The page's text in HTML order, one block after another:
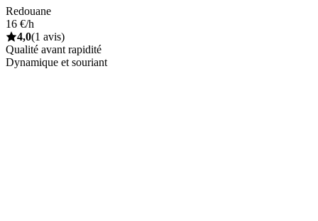
Redouane
16 €/h
4,0(1 avis)
Qualité avant rapidité
Dynamique et souriant